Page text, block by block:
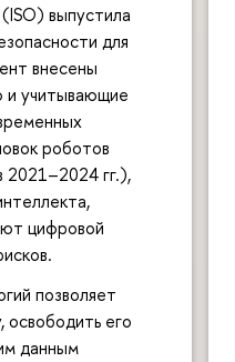
выпустила
для
внесены
и учитывающие
роботов
2021–2024 гг.),
цифровой
позволяет
его
данным